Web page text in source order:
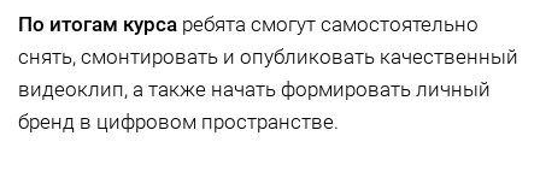
По итогам курса ребята смогут самостоятельно
снять, смонтировать и опубликовать качественный
видеоклип, а также начать формировать личный
бренд в цифровом пространстве.